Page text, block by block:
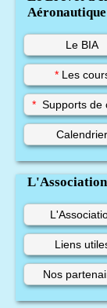
Aéronautique
Le BIA
* Les
* Supports de
Calendrier
Liens
Nos